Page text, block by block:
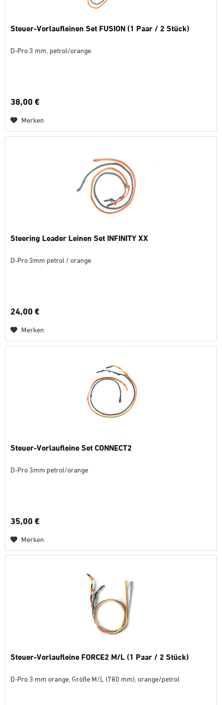
Steuer-Vorlaufleinen Set FUSION (1 Paar / 2 Stück)
D-Pro 3 mm, petrol/orange
38,00 €
Merken
Steering Leader Leinen Set INFINITY XX
D-Pro 3mm petrol / orange
24,00 €
Merken
Steuer-Vorlaufleine Set CONNECT2
D-Pro 3mm petrol/orange
35,00 €
Merken
Steuer-Vorlaufleine FORCE2 M/L (1 Paar / 2 Stück)
D-Pro 3 mm orange, Größe M/L (780 mm), orange/petrol